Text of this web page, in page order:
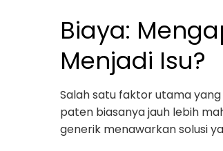
Biaya:
Menjadi Isu?
Salah satu faktor utama
paten biasanya jauh lebih
generik menawarkan solusi